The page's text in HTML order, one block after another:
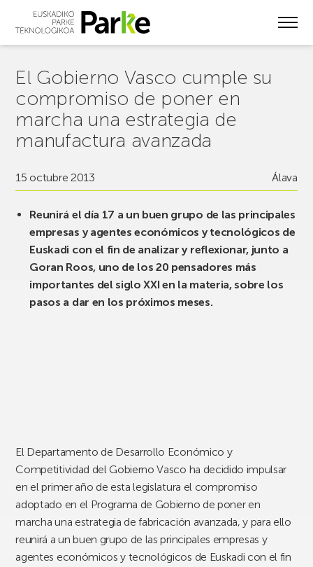
El Gobierno Vasco cumple su
compromiso de poner en
marcha una estrategia de
manufactura avanzada
15 octubre 2013 Álava
Reunirá el día 17 a un buen grupo de las principales
empresas y agentes económicos y tecnológicos de
Euskadi con el fin de analizar y reflexionar, junto a
Goran Roos, uno de los 20 pensadores más
importantes del siglo XXI en la materia, sobre los
pasos a dar en los próximos meses.
El Departamento de Desarrollo Económico y
Competitividad del Gobierno Vasco ha decidido impulsar
en el primer año de esta legislatura el compromiso
adoptado en el Programa de Gobierno de poner en
marcha una estrategia de fabricación avanzada, y para ello
reunirá a un buen grupo de las principales empresas y
agentes económicos y tecnológicos de Euskadi con el fin